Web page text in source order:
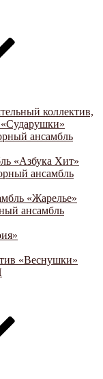
коллектив,
«Сударушки»
ансамбль
«Азбука Хит»
ансамбль
«Жарелье»
ансамбль
«Веснушки»